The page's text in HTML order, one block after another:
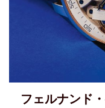
フェルナンド